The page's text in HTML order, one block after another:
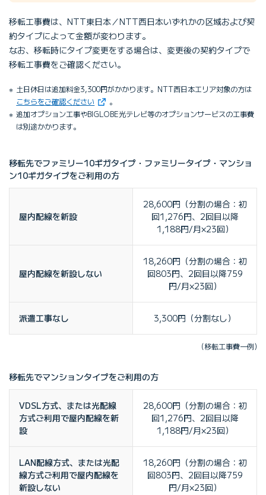
移転工事費は、NTT東日本／NTT西日本いずれかの区域および契
約タイプによって金額が変わります。
なお、移転時にタイプ変更をする場合は、変更後の契約タイプで
移転工事費をご確認ください。
土日休日は追加料金3,300円がかかります。NTT西日本エリア対象の方は
こちらをご確認ください （新しいタブで開きます）
。
追加オプション工事やBIGLOBE光テレビ等のオプションサービスの工事費
は別途かかります。
移転先でファミリー10ギガタイプ・ファミリータイプ・マンショ
ン10ギガタイプをご利用の方
屋内配線を新設
28,600円（分割の場合：初
回1,276円、2回目以降
1,188円/月×23回）
屋内配線を新設しない
18,260円（分割の場合：初
回803円、2回目以降759
円/月×23回）
派遣工事なし 3,300円（分割なし）
(移転工事費一例)
移転先でマンションタイプをご利用の方
VDSL方式、または光配線
方式ご利用で屋内配線を新
設
28,600円（分割の場合：初
回1,276円、2回目以降
1,188円/月×23回）
LAN配線方式、または光配
線方式ご利用で屋内配線を
新設しない
18,260円（分割の場合：初
回803円、2回目以降759
円/月×23回）